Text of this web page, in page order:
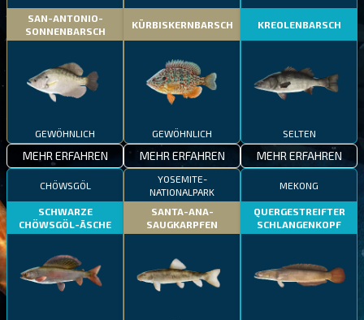
SAN-ANTONIO-
SONNENBARSCH
GEWÖHNLICH
MEHR ERFAHREN
KÜRBISKERNBARSCH
GEWÖHNLICH
MEHR ERFAHREN
KREOLENBARSCH
SELTEN
MEHR ERFAHREN
CHÖWSGÖL
SCHWARZE
CHÖWSGÖL-ÄSCHE
YOSEMITE-
NATIONALPARK
SANTA-ANA-
SAUGKARPFEN
MEKONG
QUERGESTREIFTER
SCHLANGENKOPF